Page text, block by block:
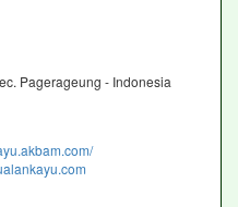
Pagerageung - Indonesia